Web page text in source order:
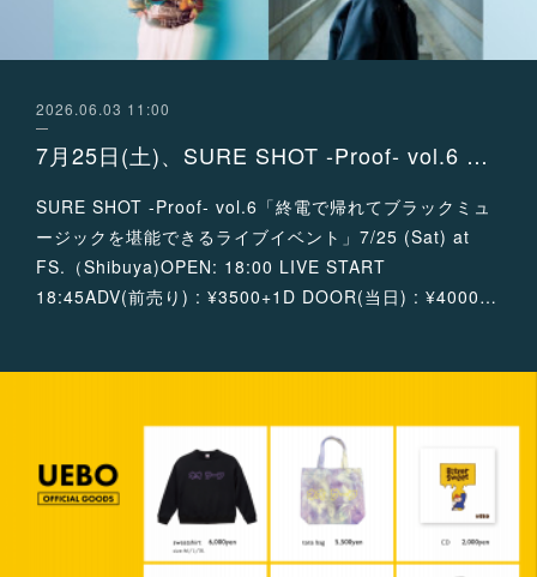
2026.06.03 11:00
7月25日(土)、SURE SHOT -Proof- vol.6 出演決定！
SURE SHOT -Proof- vol.6「終電で帰れてブラックミュ
ージックを堪能できるライブイベント」7/25 (Sat) at
FS.（Shibuya)OPEN: 18:00 LIVE START
18:45ADV(前売り) : ¥3500+1D DOOR(当日) : ¥4000…